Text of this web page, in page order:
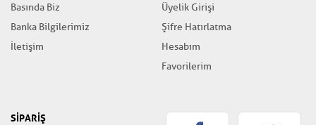
Basında Biz
Banka Bilgilerimiz
İletişim
Üyelik Girişi
Şifre Hatırlatma
Hesabım
Favorilerim
SİPARİŞ